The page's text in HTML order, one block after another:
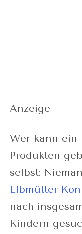
Anzeige
Wer kann ein
Produkten
selbst:
Elbmütter
nach
Kindern